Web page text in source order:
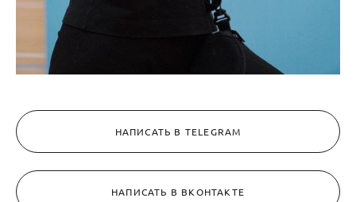
НАПИСАТЬ В TELEGRAM
НАПИСАТЬ В ВКОНТАКТЕ